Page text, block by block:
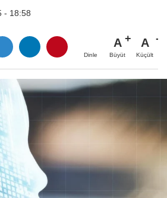
- 18:58
Dinle
A
Büyüt
A
Küçült